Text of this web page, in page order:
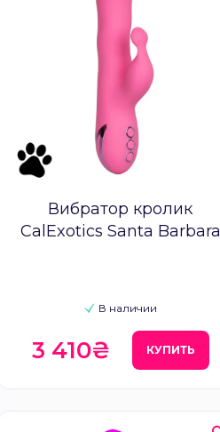
Вибратор кролик
CalExotics Santa Barbara
В наличии
3 410₴ КУПИТЬ